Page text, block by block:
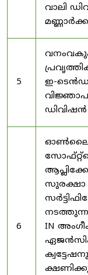
വാലി
5
ഇ-
ഡിവിഷൻ
6
സുരക്ഷാ
IN